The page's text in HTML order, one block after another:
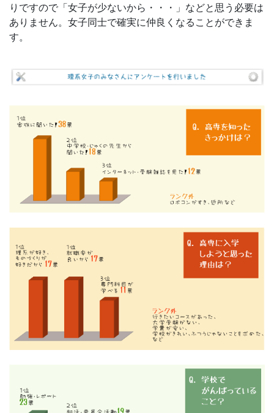
りですので「女子が少ないから・・・」などと思う必要は
ありません。女子同士で確実に仲良くなることができま
す。